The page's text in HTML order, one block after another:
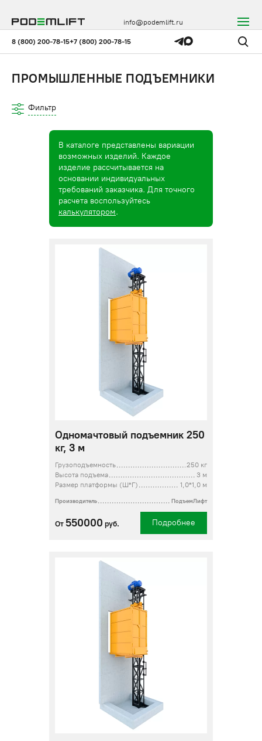
8 (800) 200-78-15+7 (800) 200-78-15
info@podemlift.ru
ПРОМЫШЛЕННЫЕ ПОДЪЕМНИКИ
Фильтр
В каталоге представлены вариации
возможных изделий. Каждое
изделие рассчитывается на
основании индивидуальных
требований заказчика. Для точного
расчета воспользуйтесь
калькулятором.
Одномачтовый подъемник 250
кг, 3 м
Грузоподъемность
250 кг
Высота подъема
3 м
Размер платформы (Ш*Г)
1,0*1,0 м
Производитель ПодъемЛифт
От 550000 руб. Подробнее